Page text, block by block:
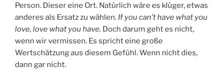
Person. Dieser eine Ort. Natürlich wäre es klüger, etwas
anderes als Ersatz zu wählen. If you can’t have what you
love, love what you have. Doch darum geht es nicht,
wenn wir vermissen. Es spricht eine große
Wertschätzung aus diesem Gefühl. Wenn nicht dies,
dann gar nicht.